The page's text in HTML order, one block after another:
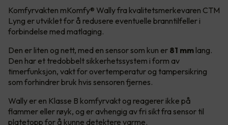
Komfyrvakten mKomfy® Wally fra kvalitetsmerkevaren CTM
Lyng er utviklet for å redusere eventuelle branntilfeller i
forbindelse med matlaging.
Den er liten og nett, med en sensor som kun er 81 mm lang.
Den har et tredobbelt sikkerhetssystem i form av
timerfunksjon, vakt for overtemperatur og tampersikring
som forhindrer bruk hvis sensoren fjernes.
Wally er en Klasse B komfyrvakt og reagerer ikke på
flammer eller røyk, og er avhengig av fri sikt fra sensor til
platetopp for å kunne detektere varme.